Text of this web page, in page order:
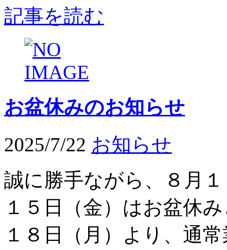
記事を読む
お盆休みのお知らせ
2025/7/22 お知らせ
誠に勝手ながら、８月
１５日（金）はお盆休
１８日（月）より、通